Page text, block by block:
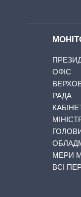
ОФІС
РАДА
МЕРИ
ВСІ